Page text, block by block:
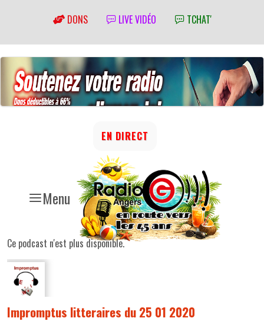
DONS LIVE VIDÉO TCHAT'
Menu
EN DIRECT
Ce podcast n'est plus disponible.
Impromptus litteraires du 25 01 2020